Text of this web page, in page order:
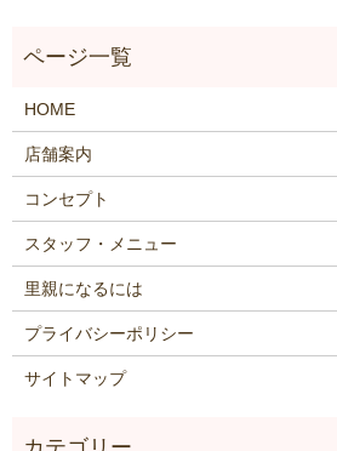
HOME
店舗案内
コンセプト
スタッフ・メニュー
里親になるには
プライバシーポリシー
サイトマップ